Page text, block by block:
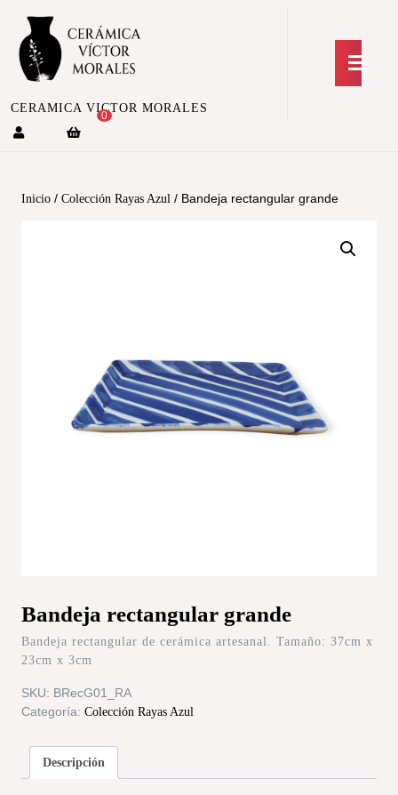
CERAMICA VICTOR MORALES
0
Inicio / Colección Rayas Azul / Bandeja rectangular grande
Bandeja rectangular grande
Bandeja rectangular de cerámica artesanal. Tamaño: 37cm x
23cm x 3cm
SKU: BRecG01_RA
Categoría: Colección Rayas Azul
Descripción